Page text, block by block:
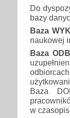
Do
bazy
Baza
naukowej
Baza
Baza
w